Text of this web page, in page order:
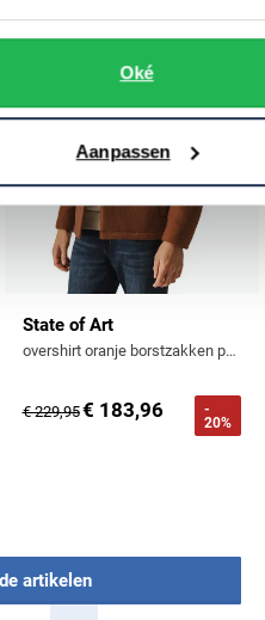
Oké
Aanpassen
aan favorieten
State of Art
overshirt oranje borstzakken polyester
€ 229,95€ 183,96
-
20%
artikelen